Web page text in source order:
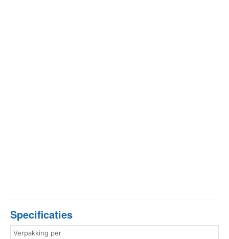
Specificaties
Verpakking per